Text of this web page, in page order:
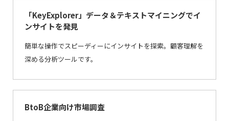
「KeyExplorer」データ＆テキストマイニングでイ
ンサイトを発見
簡単な操作でスピーディーにインサイトを探索。顧客理解を
深める分析ツールです。
BtoB企業向け市場調査